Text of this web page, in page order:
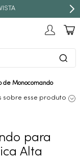
de Monocomando
sobre esse produto
para
Alta